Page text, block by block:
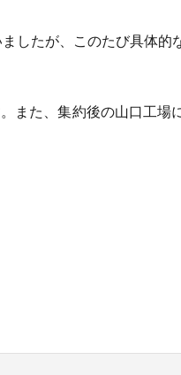
したが、このたび具体
また、集約後の山口工場